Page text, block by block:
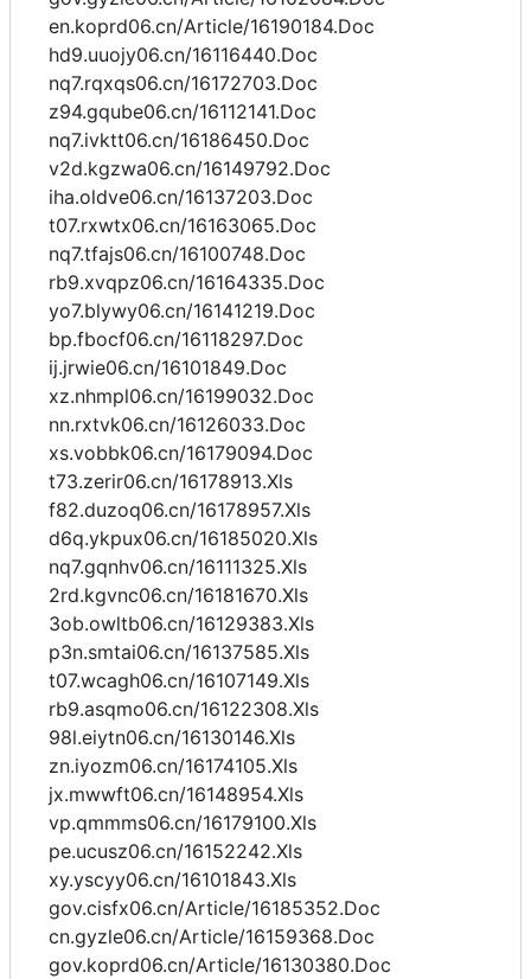
en.koprd06.cn/Article/16190184.Doc
hd9.uuojy06.cn/16116440.Doc
nq7.rqxqs06.cn/16172703.Doc
z94.gqube06.cn/16112141.Doc
nq7.ivktt06.cn/16186450.Doc
v2d.kgzwa06.cn/16149792.Doc
iha.oldve06.cn/16137203.Doc
t07.rxwtx06.cn/16163065.Doc
nq7.tfajs06.cn/16100748.Doc
rb9.xvqpz06.cn/16164335.Doc
yo7.blywy06.cn/16141219.Doc
bp.fbocf06.cn/16118297.Doc
ij.jrwie06.cn/16101849.Doc
xz.nhmpl06.cn/16199032.Doc
nn.rxtvk06.cn/16126033.Doc
xs.vobbk06.cn/16179094.Doc
t73.zerir06.cn/16178913.Xls
f82.duzoq06.cn/16178957.Xls
d6q.ykpux06.cn/16185020.Xls
nq7.gqnhv06.cn/16111325.Xls
2rd.kgvnc06.cn/16181670.Xls
3ob.owltb06.cn/16129383.Xls
p3n.smtai06.cn/16137585.Xls
t07.wcagh06.cn/16107149.Xls
rb9.asqmo06.cn/16122308.Xls
98l.eiytn06.cn/16130146.Xls
zn.iyozm06.cn/16174105.Xls
jx.mwwft06.cn/16148954.Xls
vp.qmmms06.cn/16179100.Xls
pe.ucusz06.cn/16152242.Xls
xy.yscyy06.cn/16101843.Xls
gov.cisfx06.cn/Article/16185352.Doc
cn.gyzle06.cn/Article/16159368.Doc
gov.koprd06.cn/Article/16130380.Doc